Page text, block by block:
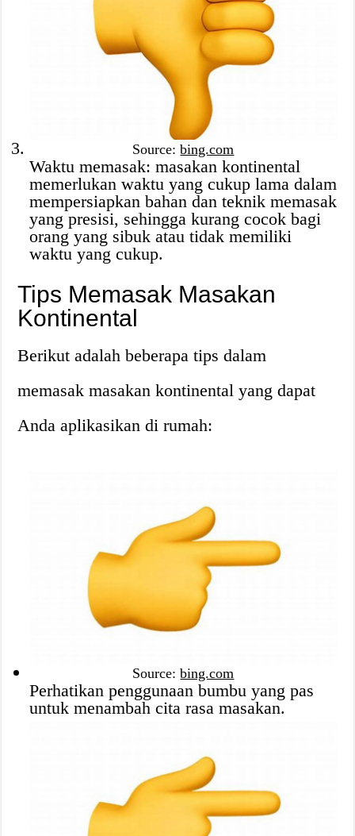
Source:bing.com
Waktu memasak: masakan kontinental
memerlukan waktu yang cukup lama dalam
mempersiapkan bahan dan teknik memasak
yang presisi, sehingga kurang cocok bagi
orang yang sibuk atau tidak memiliki
waktu yang cukup.
Tips Memasak Masakan
Kontinental
Berikut adalah beberapa tips dalam
memasak masakan kontinental yang dapat
Anda aplikasikan di rumah:
Source:bing.com
Perhatikan penggunaan bumbu yang pas
untuk menambah cita rasa masakan.